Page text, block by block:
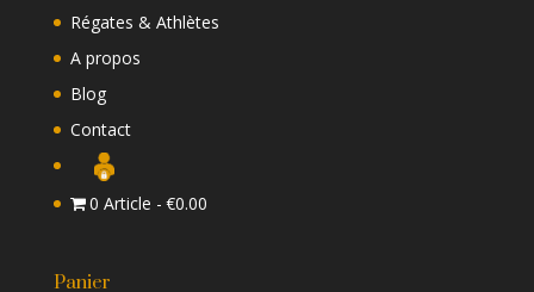
Régates & Athlètes
A propos
Blog
Contact
0 Article €0.00
Panier